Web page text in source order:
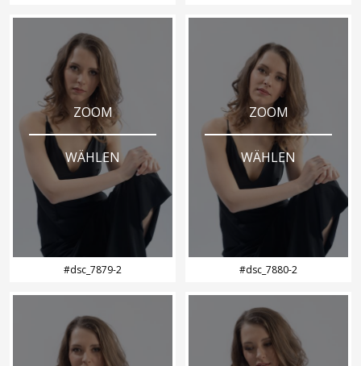
ZOOM
WÄHLEN
#dsc_7879-2
ZOOM
WÄHLEN
#dsc_7880-2